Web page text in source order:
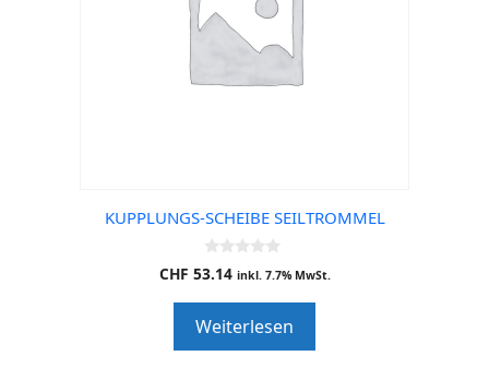
KUPPLUNGS-SCHEIBE SEILTROMMEL
0
o
o
f
5
CHF 53.14 inkl. 7.7% MwSt.
Weiterlesen